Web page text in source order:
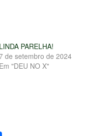
LINDA PARELHA!
de setembro de 2024
Em "DEU NO X"